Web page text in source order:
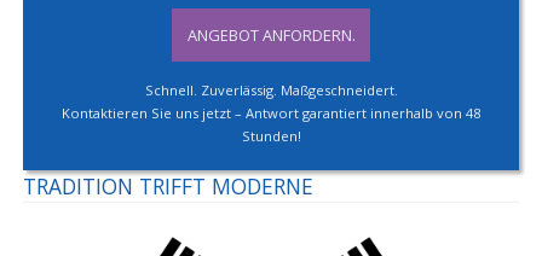
ANGEBOT ANFORDERN.
Schnell. Zuverlässig. Maßgeschneidert.
Kontaktieren Sie uns jetzt – Antwort garantiert innerhalb von 48
Stunden!
TRADITION TRIFFT MODERNE